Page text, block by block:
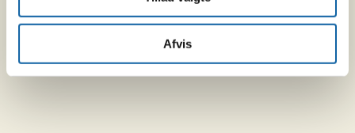
Afvis